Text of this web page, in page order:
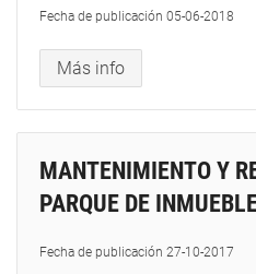
Fecha de publicación 05-06-2018
Más info
MANTENIMIENTO Y
PARQUE DE
Fecha de publicación 27-10-2017